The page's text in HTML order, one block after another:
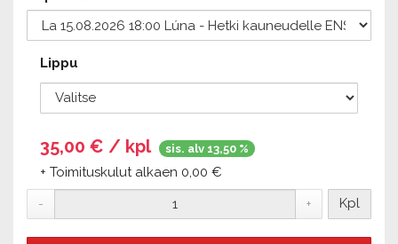
Lippu
35,00 € / kpl sis. alv 13,50 %
+ Toimituskulut alkaen 0,00 €
- + Kpl